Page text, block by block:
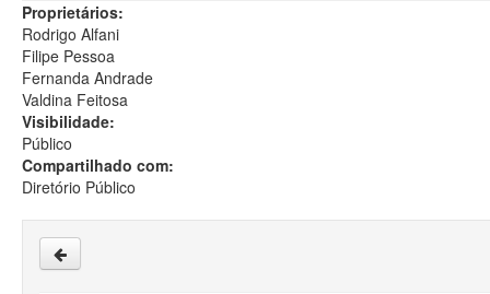
Proprietários:
Rodrigo Alfani
Filipe Pessoa
Fernanda Andrade
Valdina Feitosa
Visibilidade:
Público
Compartilhado com:
Diretório Público